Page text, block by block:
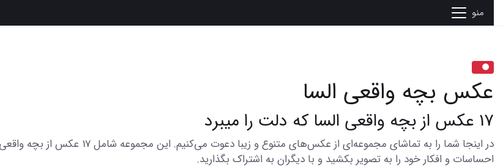
منو
عکس بچه واقعی السا
17 عکس از بچه واقعی السا که دلت را میبرد
در اینجا شما را به تماشای
احساسات و افکار خود را به تصویر بکشید و با دیگران به اشتراک بگذارید.